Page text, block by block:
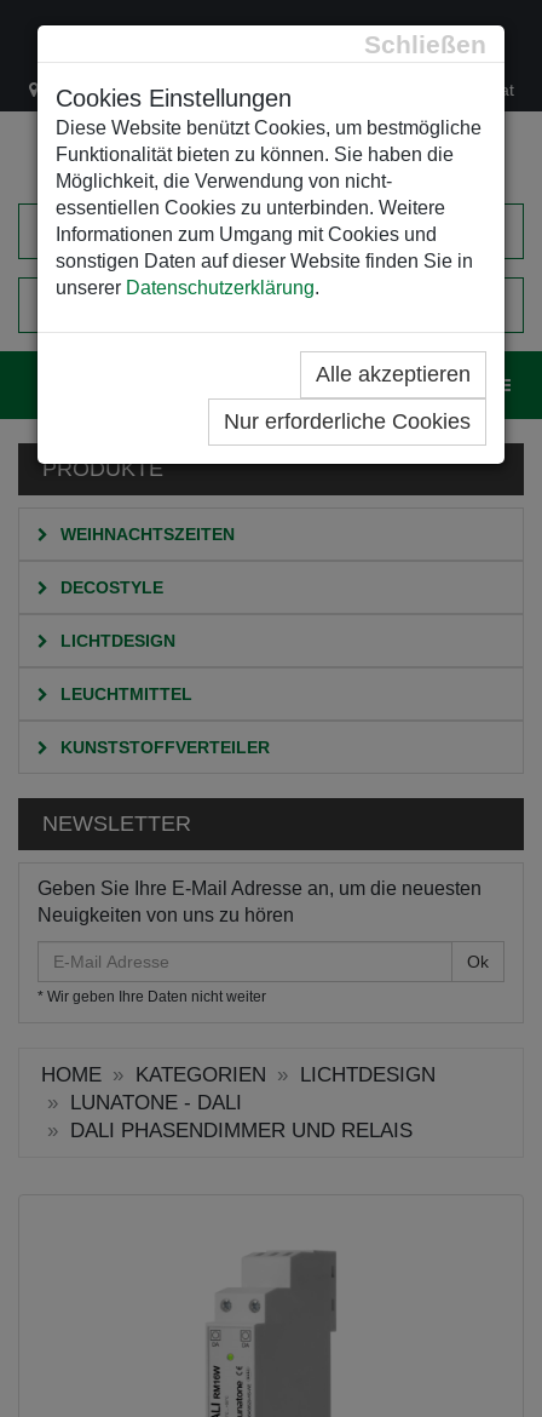
Schließen
Cookies Einstellungen
Diese Website benützt Cookies, um bestmögliche
Funktionalität bieten zu können. Sie haben die
Möglichkeit, die Verwendung von nicht-
essentiellen Cookies zu unterbinden. Weitere
Informationen zum Umgang mit Cookies und
sonstigen Daten auf dieser Website finden Sie in
unserer Datenschutzerklärung.
Alle akzeptieren
Nur erforderliche Cookies
Lacknergasse 78 +43/1/470 37 00 office@leso.at
EINKAUFSWAGEN
PRODUKTE
WEIHNACHTSZEITEN
DECOSTYLE
LICHTDESIGN
LEUCHTMITTEL
KUNSTSTOFFVERTEILER
NEWSLETTER
Geben Sie Ihre E-Mail Adresse an, um die neuesten
Neuigkeiten von uns zu hören
Mail
Adresse
* Wir geben Ihre Daten nicht weiter
HOME KATEGORIEN
LICHTDESIGN
LUNATONE - DALI
DALI PHASENDIMMER UND RELAIS